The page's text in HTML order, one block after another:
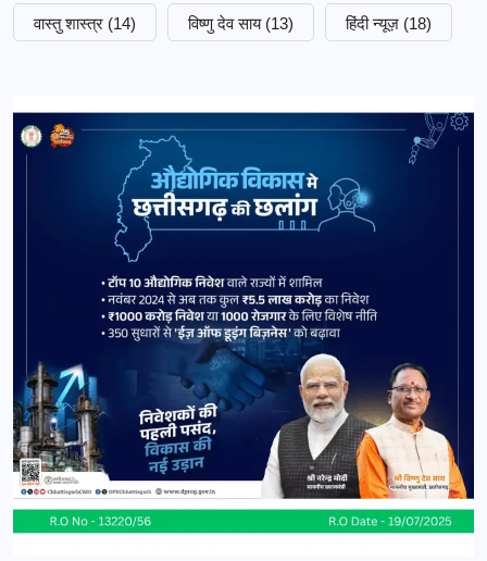
वास्तु शास्त्र (14) विष्णु देव साय (13) हिंदी न्यूज़ (18)